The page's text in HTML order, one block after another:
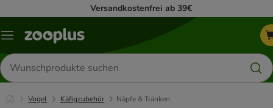
Versandkostenfrei ab 39€
Menü
Produkte
suchen
Vogel Käfigzubehör Näpfe & Tränken